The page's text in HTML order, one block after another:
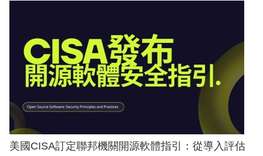
美國CISA訂定聯邦機關開源軟體指引：從導入評估